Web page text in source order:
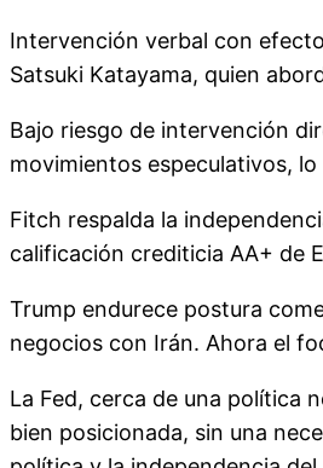
Intervención verbal con
Satsuki Katayama, quien
Bajo riesgo de intervención
movimientos especulativos,
Fitch respalda la
calificación crediticia AA+ de
Trump endurece postura
negocios con Irán. Ahora el
La Fed, cerca de una política
bien posicionada, sin una